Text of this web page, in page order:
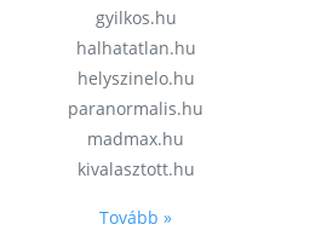
gyilkos.hu
halhatatlan.hu
helyszinelo.hu
paranormalis.hu
madmax.hu
kivalasztott.hu
Tovább »